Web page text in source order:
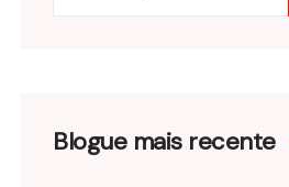
Blogue mais recente